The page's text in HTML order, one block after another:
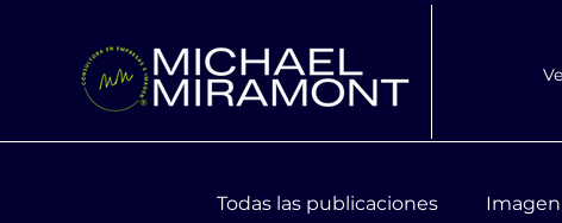
Todas las publicaciones